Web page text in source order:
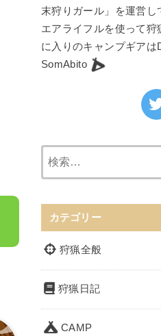
末狩りガール」を運営し
エアライフルを使って
に入りのキャンプギアは
SomAbito
カテゴリー
狩猟全般
狩猟日記
CAMP